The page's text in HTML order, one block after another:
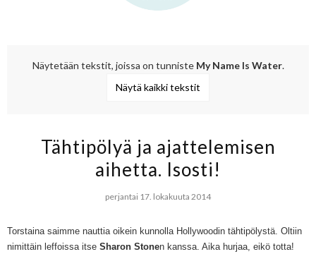
Näytetään tekstit, joissa on tunniste My Name Is Water.
Näytä kaikki tekstit
Tähtipölyä ja ajattelemisen
aihetta. Isosti!
perjantai 17. lokakuuta 2014
Torstaina saimme nauttia oikein kunnolla Hollywoodin tähtipölystä. Oltiin
nimittäin leffoissa itse Sharon Stonen kanssa. Aika hurjaa, eikö totta!